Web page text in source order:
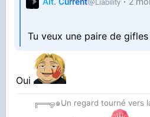
Liability
Tu veux une paire de
Oui
╔══ஓ๑Un regard tourné vers